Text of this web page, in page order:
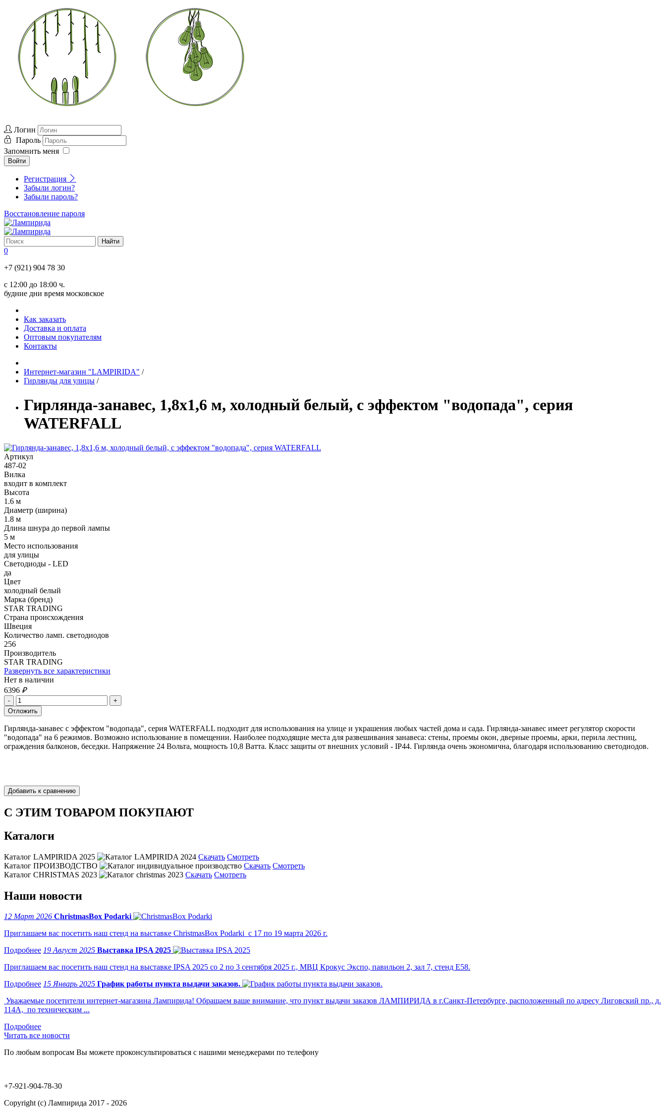
Логин
Пароль
Запомнить меня
Войти
Регистрация
Забыли логин?
Забыли пароль?
Восстановление пароля
0
+7 (921) 904 78 30
с 12:00 до 18:00 ч.
будние дни время московское
Как заказать
Доставка и оплата
Оптовым покупателям
Контакты
Интернет-магазин "LAMPIRIDA" /
Гирлянды для улицы /
Гирлянда-занавес, 1,8х1,6 м, холодный белый, с эффектом "водопада", серия
WATERFALL
Артикул
487-02
Вилка
входит в комплект
Высота
1.6 м
Диаметр (ширина)
1.8 м
Длина шнура до первой лампы
5 м
Место использования
для улицы
Светодиоды - LED
да
Цвет
холодный белый
Марка (бренд)
STAR TRADING
Страна происхождения
Швеция
Количество ламп. светодиодов
256
Производитель
STAR TRADING
Развернуть все характеристики
Нет в наличии
6396 ₽
Гирлянда-занавес с эффектом "водопада", серия WATERFALL подходит для использования на улице и украшения любых частей дома и сада. Гирлянда-занавес имеет регулятор скорости
"водопада" на 6 режимов. Возможно использование в помещении. Наиболее подходящие места для развешивания занавеса: стены, проемы окон, дверные проемы, арки, перила лестниц,
ограждения балконов, беседки. Напряжение 24 Вольта, мощность 10,8 Ватта. Класс защиты от внешних условий - IP44. Гирлянда очень экономична, благодаря использованию светодиодов.
С ЭТИМ ТОВАРОМ ПОКУПАЮТ
Каталоги
Каталог LAMPIRIDA 2025 Скачать Смотреть
Каталог ПРОИЗВОДСТВО
Скачать Смотреть
Каталог CHRISTMAS 2023
Скачать Смотреть
Наши новости
12 Март 2026 ChristmasBox Podarki
Приглашаем вас посетить наш стенд на выставке ChristmasBox Podarki с 17 по 19 марта 2026 г.
19 Август 2025 Выставка IPSA 2025
Приглашаем вас посетить наш стенд на выставке IPSA 2025 со 2 по 3 сентября 2025 г., МВЦ Крокус Экспо, павильон 2, зал 7, стенд Е58.
15 Январь 2025 График работы пункта выдачи заказов.
Уважаемые посетители интернет-магазина Лампирида! Обращаем ваше внимание, что пункт выдачи заказов ЛАМПИРИДА в г.Санкт-Петербурге, расположенный по адресу Лиговский пр., д.
114А, по техническим ...
Читать все новости
По любым вопросам Вы можете проконсультироваться с нашими менеджерами по телефону
+7-921-904-78-30
Copyright (c) Лампирида 2017 - 2026